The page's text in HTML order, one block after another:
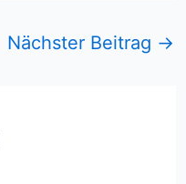
Nächster Beitrag →